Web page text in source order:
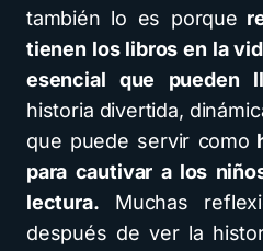
también lo es porque
tienen los libros en la
esencial que pueden
historia divertida,
que puede servir como
para cautivar a los
lectura. Muchas
después de ver la